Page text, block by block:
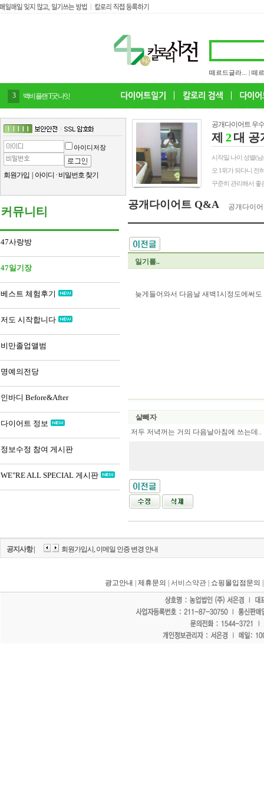
떼르드글라... 떼
3 백비플랜 T굿나잇
아이디저장
회원가입 아이디 · 비밀번호 찾기
커뮤니티
47사랑방
47일기장
베스트 체험후기
저도 시작합니다
비만졸업앨범
명예의전당
인바디 Before&After
다이어트 정보
정보수정 참여 게시판
WE"RE ALL SPECIAL 게시판
공개다이어트 우
제 2대 공
시작일 나이 성별(남
오 1위가 되다니 전
꾸준히 관리해서 좋
공개다이어트 Q&A 공개다이
일기를..
늦게들어와서 다음날 새벽1시정도에써
살빼자
저두 저녁꺼는 거의 다음날아침에 쓰는데..
공지사항 | 회원가입시, 이메일 인증 변경 안내
광고안내 제휴문의 | 서비스약관 | 쇼핑몰입점문의
"홈페이지 모든 게시물에